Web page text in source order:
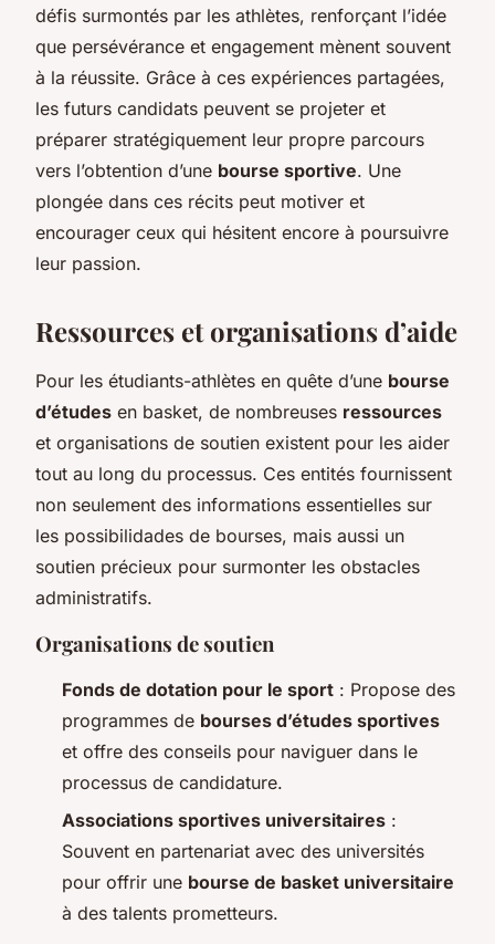
défis surmontés par les athlètes, renforçant l’idée
que persévérance et engagement mènent souvent
à la réussite. Grâce à ces expériences partagées,
les futurs candidats peuvent se projeter et
préparer stratégiquement leur propre parcours
vers l’obtention d’une bourse sportive. Une
plongée dans ces récits peut motiver et
encourager ceux qui hésitent encore à poursuivre
leur passion.
Ressources et organisations d’aide
Pour les étudiants-athlètes en quête d’une bourse
d’études en basket, de nombreuses ressources
et organisations de soutien existent pour les aider
tout au long du processus. Ces entités fournissent
non seulement des informations essentielles sur
les possibilidades de bourses, mais aussi un
soutien précieux pour surmonter les obstacles
administratifs.
Organisations de soutien
Fonds de dotation pour le sport : Propose des
programmes de bourses d’études sportives
et offre des conseils pour naviguer dans le
processus de candidature.
Associations sportives universitaires :
Souvent en partenariat avec des universités
pour offrir une bourse de basket universitaire
à des talents prometteurs.